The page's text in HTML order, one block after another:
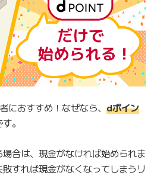
におすすめ！なぜなら、 dポイン
。
合は、現金がなければ始められま
すれば現金がなくなってしまうリ